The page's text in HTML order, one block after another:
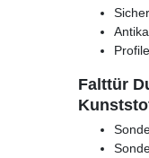
Falttür